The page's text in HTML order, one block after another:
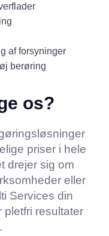
af forsyninger
berøring
os?
priser i hele
drejer sig om
eller
Services din
pletfri resultater